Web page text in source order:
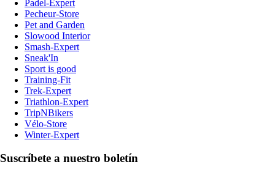
Padel-Expert
Pecheur-Store
Pet and Garden
Slowood Interior
Smash-Expert
Sneak'In
Sport is good
Training-Fit
Trek-Expert
Triathlon-Expert
TripNBikers
Vélo-Store
Winter-Expert
Suscríbete a nuestro boletín